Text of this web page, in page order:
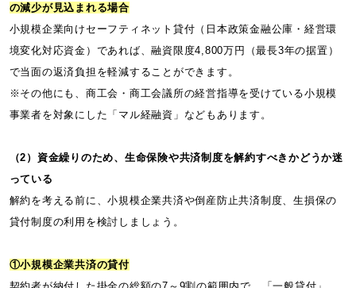
の減少が見込まれる場合
小規模企業向けセーフティネット貸付（日本政策金融公庫・経営環
境変化対応資金）であれば、融資限度4,800万円（最長3年の据置）
で当面の返済負担を軽減することができます。
※その他にも、商工会・商工会議所の経営指導を受けている小規模
事業者を対象にした「マル経融資」などもあります。
（2）資金繰りのため、生命保険や共済制度を解約すべきかどうか迷
っている
解約を考える前に、小規模企業共済や倒産防止共済制度、生損保の
貸付制度の利用を検討しましょう。
①小規模企業共済の貸付